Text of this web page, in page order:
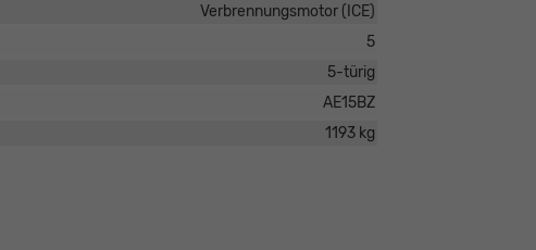
Verbrennungsmotor (ICE)
5
5-türig
AE15BZ
1193 kg